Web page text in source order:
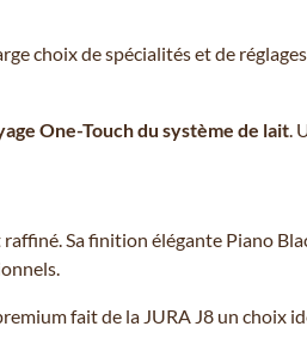
choix de spécialités et de
One-Touch du système de lait.
Sa finition élégante Piano
fait de la JURA J8 un choix